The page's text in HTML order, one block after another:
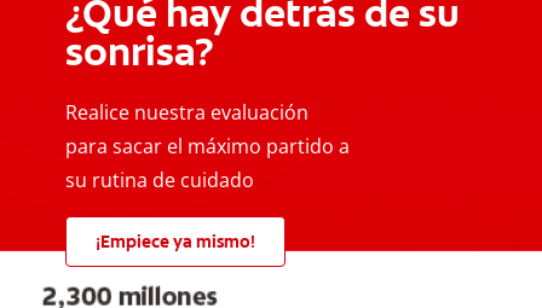
¿Qué hay detrás de su
sonrisa?
Realice nuestra evaluación
para sacar el máximo partido a
su rutina de cuidado
¡Empiece ya mismo!